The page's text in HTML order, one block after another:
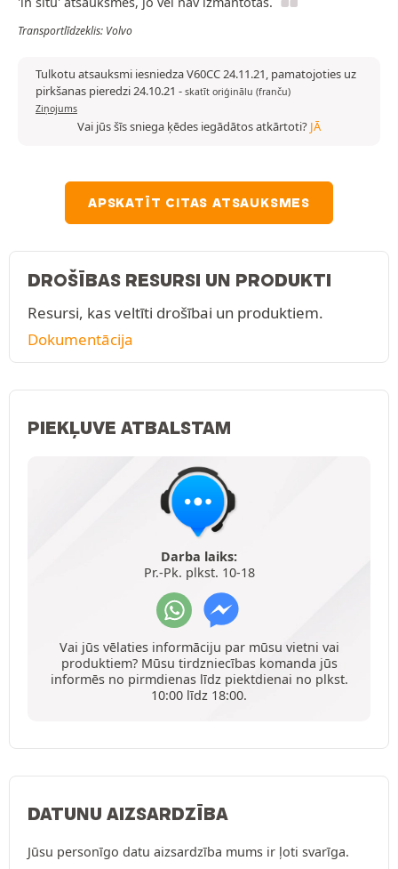
Transportlīdzeklis: Volvo
Tulkotu atsauksmi iesniedza V60CC 24.11.21, pamatojoties uz
pirkšanas pieredzi 24.10.21 - skatīt oriģinālu (franču)
Ziņojums
Vai jūs šīs sniega ķēdes iegādātos atkārtoti? JĀ
APSKATĪT CITAS ATSAUKSMES
DROŠĪBAS RESURSI UN PRODUKTI
Resursi, kas veltīti drošībai un produktiem.
Dokumentācija
PIEKĻUVE ATBALSTAM
Darba laiks:
Pr.-Pk. plkst. 10-18
Vai jūs vēlaties informāciju par mūsu vietni vai
produktiem? Mūsu tirdzniecības komanda jūs
informēs no pirmdienas līdz piektdienai no plkst.
10:00 līdz 18:00.
DATUNU AIZSARDZĪBA
Jūsu personīgo datu aizsardzība mums ir ļoti svarīga.